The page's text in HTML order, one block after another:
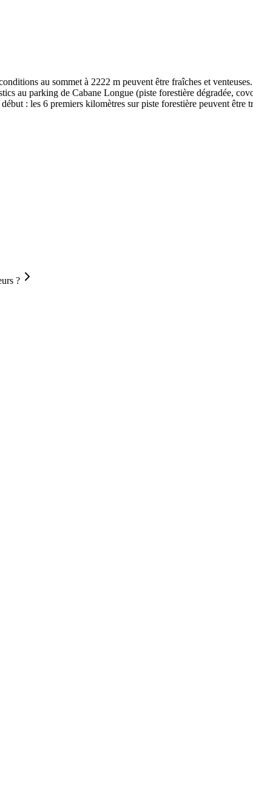
au sommet à 2222 m peuvent être fraîches et
au parking de Cabane Longue (piste forestière dégradée,
: les 6 premiers kilomètres sur piste forestière peuvent être
?